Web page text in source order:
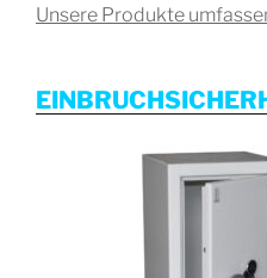
Unsere Produkte